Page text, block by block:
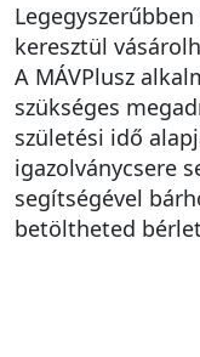
keresztül
A MÁVPlusz
szükséges
születési idő
igazolványcsere
segítségével
betöltheted